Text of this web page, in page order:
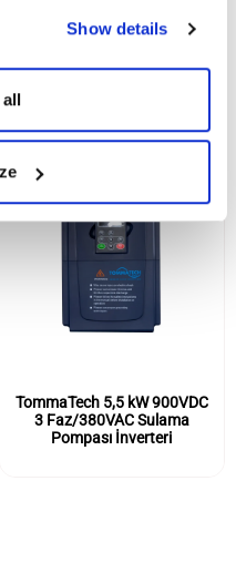
Show details
all
TommaTech 5,5 kW 900VDC
3 Faz/380VAC Sulama
Pompası İnverteri